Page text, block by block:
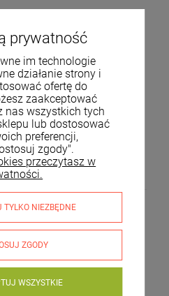
kotara 4 skrzydła 175x160
beż
zł
prywatność
im technologie
działanie strony i
ofertę do
zaakceptować
nas wszystkich tych
lub dostosować
preferencji,
zgody".
przeczytasz w
TYLKO NIEZBĘDNE
ZGODY
WSZYSTKIE